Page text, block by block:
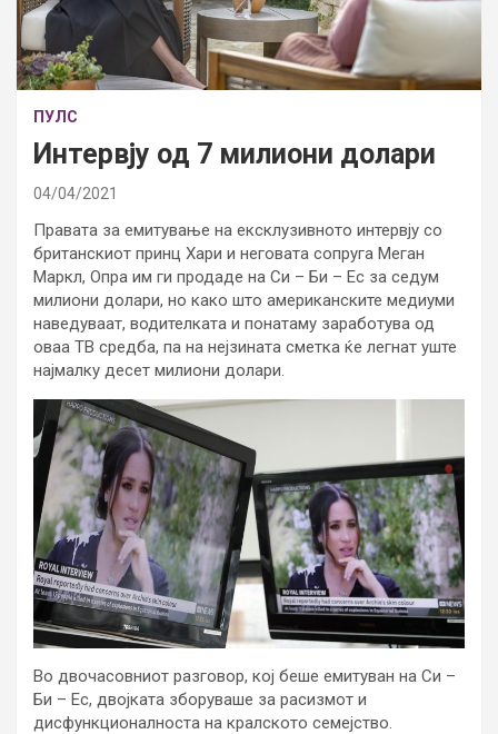
ПУЛС
Интервју од 7 милиони долари
04/04/2021
Правата за емитување на ексклузивното интервју со
британскиот принц Хари и неговата сопруга Меган
Маркл, Опра им ги продаде на Си – Би – Ес за седум
милиони долари, но како што американските медиуми
наведуваат, водителката и понатаму заработува од
оваа ТВ средба, па на нејзината сметка ќе легнат уште
најмалку десет милиони долари.
Во двочасовниот разговор, кој беше емитуван на Си –
Би – Ес, двојката зборуваше за расизмот и
дисфункционалноста на кралското семејство.